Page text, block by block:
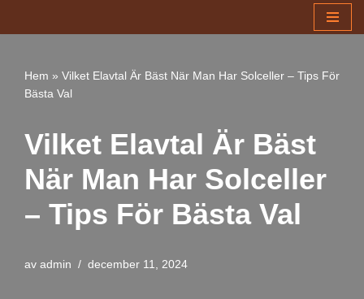
innehåll
Hem » Vilket Elavtal Är Bäst När Man Har Solceller – Tips För
Bästa Val
Vilket Elavtal Är Bäst
När Man Har Solceller
– Tips För Bästa Val
av admin december 11, 2024